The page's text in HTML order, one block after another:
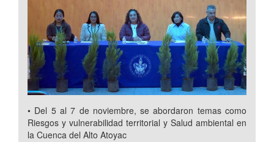
• Del 5 al 7 de noviembre, se abordaron temas como
Riesgos y vulnerabilidad territorial y Salud ambiental en
la Cuenca del Alto Atoyac